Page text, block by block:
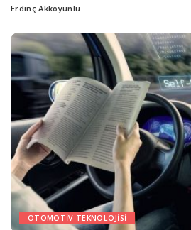
Posted
Erdinç Akkoyunlu
OTOMOTIV TEKNOLOJISI